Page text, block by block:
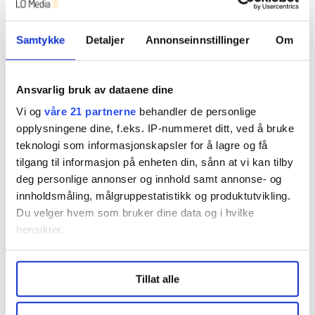
Samtykke Detaljer Annonseinnstillinger Om
Ansvarlig bruk av dataene dine
Vi og våre 21 partnerne behandler de personlige
opplysningene dine, f.eks. IP-nummeret ditt, ved å bruke
teknologi som informasjonskapsler for å lagre og få
tilgang til informasjon på enheten din, sånn at vi kan tilby
deg personlige annonser og innhold samt annonse- og
innholdsmåling, målgruppestatistikk og produktutvikling.
Du velger hvem som bruker dine data og i hvilke
hensikter.
Undermer infokan du lese om hvordan dine personlige
data behandles og hvordan du kan velge hvordan de skal
brukes. Du kan hele tiden endre eller trekke tilbake ditt
Tillat alle
– Vi har blitt dårligere til å respektere
folk som jobber